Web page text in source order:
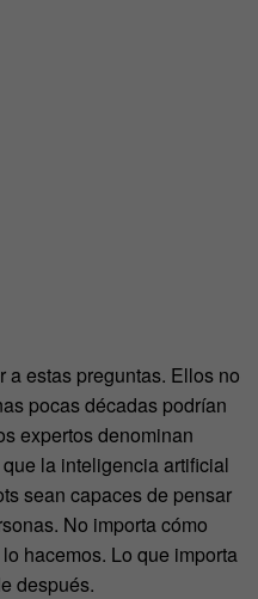
a estas preguntas. Ellos no
pocas décadas podrían
expertos denominan
la inteligencia artificial
sean capaces de pensar
No importa cómo
hacemos. Lo que importa
después.